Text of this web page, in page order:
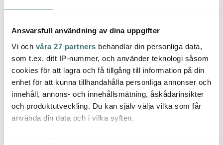
Ansvarsfull användning av dina uppgifter
Vi och våra 27 partners behandlar din personliga data,
som t.ex. ditt IP-nummer, och använder teknologi såsom
cookies för att lagra och få tillgång till information på din
enhet för att kunna tillhandahålla personliga annonser och
innehåll, annons- och innehållsmätning, åskådarinsikter
och produktutveckling. Du kan själv välja vilka som får
använda din data och i vilka syften.
Låt dig inspireras av våra kunder